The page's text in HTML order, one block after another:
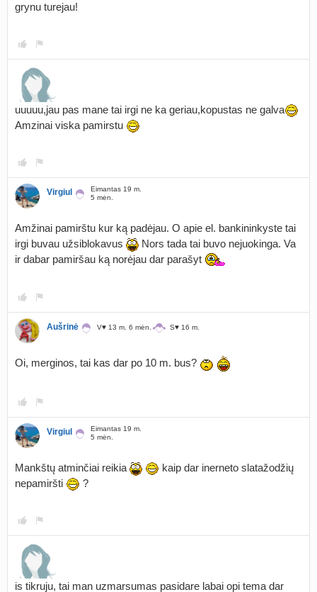
grynu turejau!
uuuuu,jau pas mane tai irgi ne ka geriau,kopustas ne galva
Amzinai viska pamirstu
Virgiul
Eimantas 19 m.
5 mėn.
Amžinai pamirštu kur ką padėjau. O apie el. bankininkyste tai
irgi buvau užsiblokavus
Nors tada tai buvo nejuokinga. Va
ir dabar pamiršau ką norėjau dar parašyt
Aušrinė V♥️ 13 m. 6 mėn. S♥ 16 m.
Oi, merginos, tai kas dar po 10 m. bus?
Virgiul
Eimantas 19 m.
5 mėn.
Mankštų atminčiai reikia
kaip dar inerneto slatažodžių
nepamiršti
?
is tikruju, tai man uzmarsumas pasidare labai opi tema dar